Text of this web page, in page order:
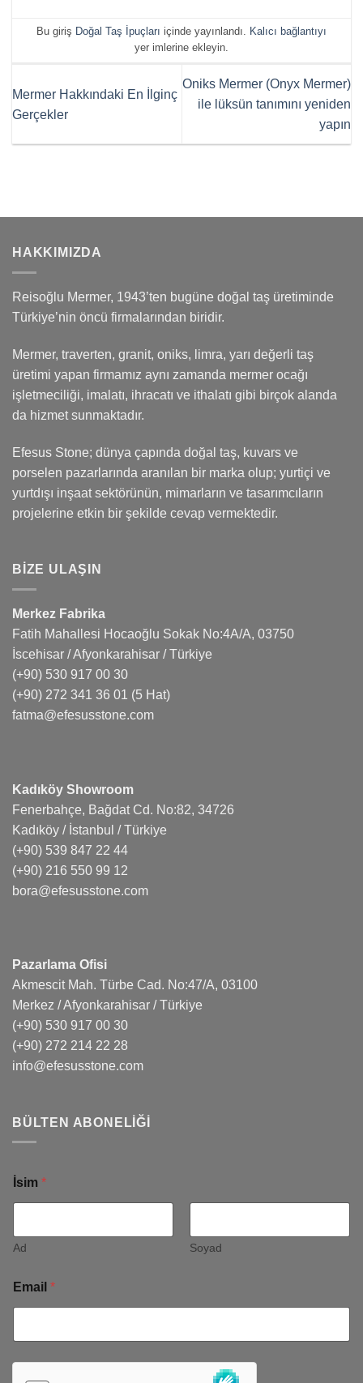
Bu giriş Doğal Taş İpuçları içinde yayınlandı. Kalıcı bağlantıyı
yer imlerine ekleyin.
Mermer Hakkındaki En İlginç
Gerçekler
Oniks Mermer (Onyx Mermer)
ile lüksün tanımını yeniden
yapın
HAKKIMIZDA
Reisoğlu Mermer, 1943’ten bugüne doğal taş üretiminde
Türkiye’nin öncü firmalarından biridir.
Mermer, traverten, granit, oniks, limra, yarı değerli taş
üretimi yapan firmamız aynı zamanda mermer ocağı
işletmeciliği, imalatı, ihracatı ve ithalatı gibi birçok alanda
da hizmet sunmaktadır.
Efesus Stone; dünya çapında doğal taş, kuvars ve
porselen pazarlarında aranılan bir marka olup; yurtiçi ve
yurtdışı inşaat sektörünün, mimarların ve tasarımcıların
projelerine etkin bir şekilde cevap vermektedir.
BIZE ULAŞIN
Merkez Fabrika
Fatih Mahallesi Hocaoğlu Sokak No:4A/A, 03750
İscehisar / Afyonkarahisar / Türkiye
(+90) 530 917 00 30
(+90) 272 341 36 01 (5 Hat)
fatma@efesusstone.com
Kadıköy Showroom
Fenerbahçe, Bağdat Cd. No:82, 34726
Kadıköy / İstanbul / Türkiye
(+90) 539 847 22 44
(+90) 216 550 99 12
bora@efesusstone.com
Pazarlama Ofisi
Akmescit Mah. Türbe Cad. No:47/A, 03100
Merkez / Afyonkarahisar / Türkiye
(+90) 530 917 00 30
(+90) 272 214 22 28
info@efesusstone.com
BÜLTEN ABONELIĞI
İsim *
Ad Soyad
Email *